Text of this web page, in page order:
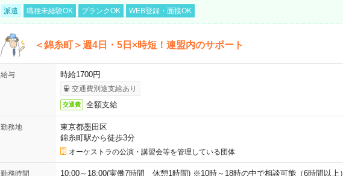
派遣 職種未経験OK ブランクOK WEB登録・面接OK
＜錦糸町＞週4日・5日×時短！連盟内のサポート
給与 時給1700円
交通費別途支給あり
交通費 全額支給
勤務地
東京都墨田区
錦糸町駅から徒歩3分
オーケストラの公演・講習会等を管理している団体
勤務時間 10:00～18:00(実働7時間 休憩1時間) ※10時～18時の中で相談可能（6時間以上）